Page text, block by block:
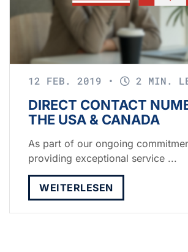
12 FEB. 2019 • 2 MIN.
DIRECT CONTACT
THE USA & CANADA
As part of our ongoing
providing exceptional service ...
WEITERLESEN